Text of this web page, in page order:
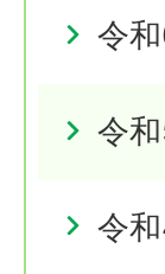
令
令
令